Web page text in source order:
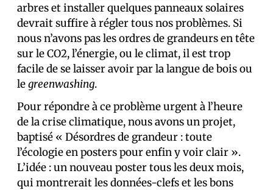
arbres et installer quelques panneaux solaires
devrait suffire à régler tous nos problèmes. Si
nous n’avons pas les ordres de grandeurs en tête
sur le CO2, l’énergie, ou le climat, il est trop
facile de se laisser avoir par la langue de bois ou
legreenwashing.
Pour répondre à ce problème urgent à l’heure
de la crise climatique, nous avons un projet,
baptisé « Désordres de grandeur : toute
l’écologie en posters pour enfin y voir clair ».
L’idée : un nouveau poster tous les deux mois,
qui montrerait les données-clefs et les bons